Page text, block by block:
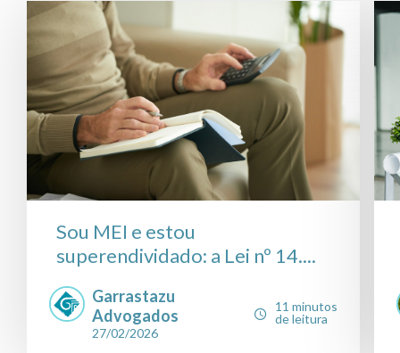
Sou MEI e estou
superendividado: a Lei nº 14....
Garrastazu
Advogados
27/02/2026
11 minutos
de leitura